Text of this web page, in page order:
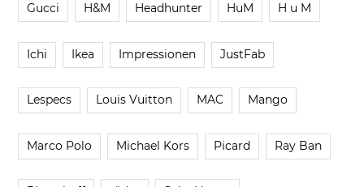
Gucci H&M Headhunter HuM H u M
Ichi Ikea Impressionen JustFab
Lespecs Louis Vuitton MAC Mango
Marco Polo Michael Kors Picard Ray Ban